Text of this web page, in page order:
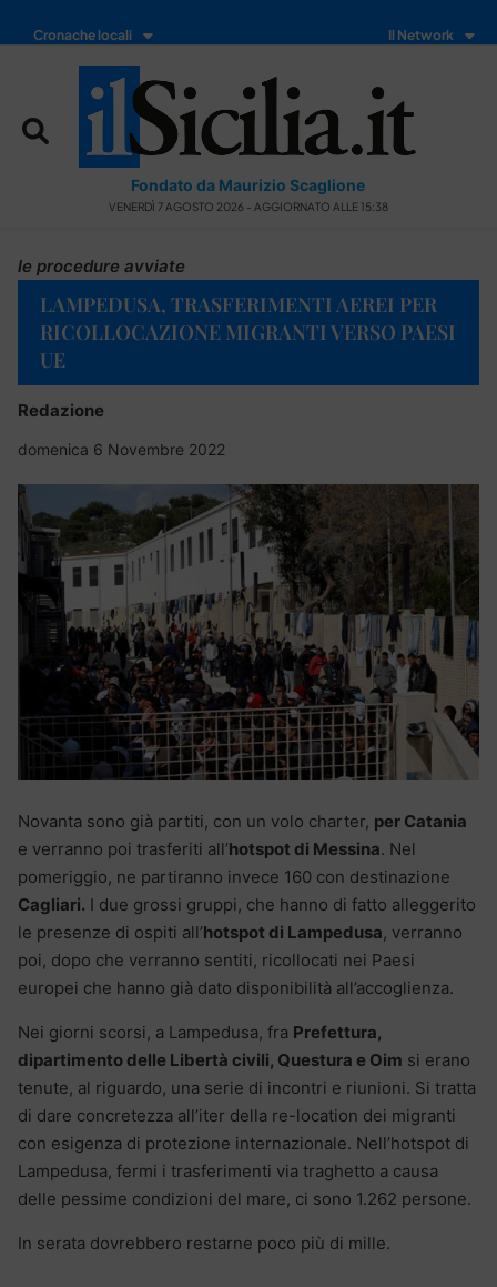
Cronache locali Il Network
Fondato da Maurizio Scaglione
VENERDÌ 7 AGOSTO 2026 - AGGIORNATO ALLE 15:38
le procedure avviate
LAMPEDUSA, TRASFERIMENTI AEREI PER
RICOLLOCAZIONE MIGRANTI VERSO PAESI
UE
Redazione
domenica 6 Novembre 2022
Novanta sono già partiti, con un volo charter, per Catania
e verranno poi trasferiti all’hotspot di Messina. Nel
pomeriggio, ne partiranno invece 160 con destinazione
Cagliari. I due grossi gruppi, che hanno di fatto alleggerito
le presenze di ospiti all’hotspot di Lampedusa, verranno
poi, dopo che verranno sentiti, ricollocati nei Paesi
europei che hanno già dato disponibilità all’accoglienza.
Nei giorni scorsi, a Lampedusa, fra Prefettura,
dipartimento delle Libertà civili, Questura e Oim si erano
tenute, al riguardo, una serie di incontri e riunioni. Si tratta
di dare concretezza all’iter della re-location dei migranti
con esigenza di protezione internazionale. Nell’hotspot di
Lampedusa, fermi i trasferimenti via traghetto a causa
delle pessime condizioni del mare, ci sono 1.262 persone.
In serata dovrebbero restarne poco più di mille.